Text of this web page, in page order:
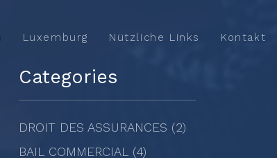
Luxemburg Nützliche Links Kontakt
Categories
DROIT DES ASSURANCES (2)
BAIL COMMERCIAL (4)